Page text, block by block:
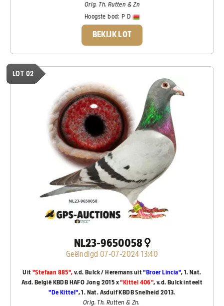
Orig. Th. Rutten & Zn
Hoogste bod:P D
BEKIJK LOT
LOT 02
NL23-9650058
Geëindigd 07-07-2024 13:40
Uit "Stefaan 885", v.d. Bulck / Heremans uit"Broer Lincia", 1. Nat.
Asd. België KBDB HAFO Jong 2015 x"Kittel 406", v.d. Bulck inteelt
"De Kittel", 1. Nat. Asduif KBDB Snelheid 2013.
Orig. Th. Rutten & Zn.